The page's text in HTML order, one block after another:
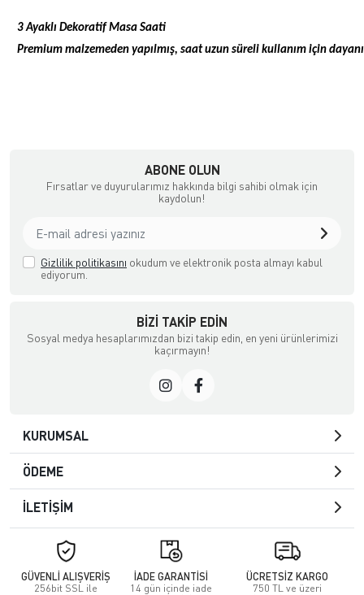
3 Ayaklı Dekoratif Masa Saati
Premium malzemeden yapılmış, saat uzun süreli kullanım için
ABONE OLUN
Fırsatlar ve duyurularımız hakkında bilgi sahibi olmak için
kaydolun!
Gizlilik politikasını okudum ve elektronik posta almayı kabul
ediyorum.
BIZI TAKIP EDIN
Sosyal medya hesaplarımızdan bizi takip edin, en yeni ürünlerimizi
kaçırmayın!
KURUMSAL
ÖDEME
İLETİŞİM
GÜVENLİ ALIŞVERİŞ
256bit SSL ile
İADE GARANTİSİ
14 gün içinde iade
ÜCRETSİZ KARGO
750 TL ve üzeri